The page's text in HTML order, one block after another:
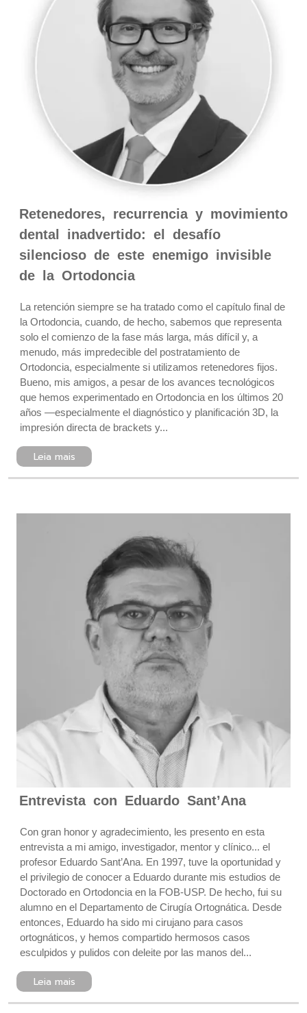
Retenedores, recurrencia y movimiento
dental inadvertido: el desafío
silencioso de este enemigo invisible
de la Ortodoncia
La retención siempre se ha tratado como el capítulo final de
la Ortodoncia, cuando, de hecho, sabemos que representa
solo el comienzo de la fase más larga, más difícil y, a
menudo, más impredecible del postratamiento de
Ortodoncia, especialmente si utilizamos retenedores fijos.
Bueno, mis amigos, a pesar de los avances tecnológicos
que hemos experimentado en Ortodoncia en los últimos 20
años —especialmente el diagnóstico y planificación 3D, la
impresión directa de brackets y...
Leia mais
Entrevista con Eduardo Sant’Ana
Con gran honor y agradecimiento, les presento en esta
entrevista a mi amigo, investigador, mentor y clínico... el
profesor Eduardo Sant’Ana. En 1997, tuve la oportunidad y
el privilegio de conocer a Eduardo durante mis estudios de
Doctorado en Ortodoncia en la FOB-USP. De hecho, fui su
alumno en el Departamento de Cirugía Ortognática. Desde
entonces, Eduardo ha sido mi cirujano para casos
ortognáticos, y hemos compartido hermosos casos
esculpidos y pulidos con deleite por las manos del...
Leia mais